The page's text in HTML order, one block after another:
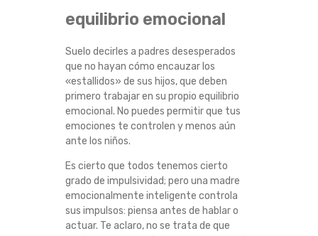
equilibrio emocional
Suelo decirles a padres desesperados
que no hayan cómo encauzar los
«estallidos» de sus hijos, que deben
primero trabajar en su propio equilibrio
emocional. No puedes permitir que tus
emociones te controlen y menos aún
ante los niños.
Es cierto que todos tenemos cierto
grado de impulsividad; pero una madre
emocionalmente inteligente controla
sus impulsos: piensa antes de hablar o
actuar. Te aclaro, no se trata de que